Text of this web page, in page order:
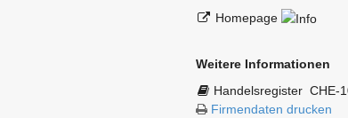
Homepage
Weitere Informationen
Handelsregister CHE-
Firmendaten drucken